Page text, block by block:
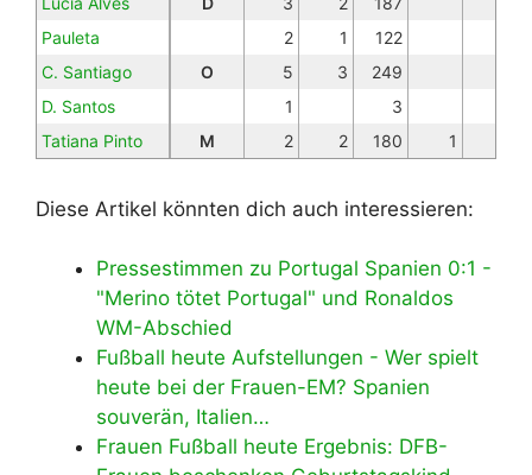
Pauleta
2 1
122
C. Santiago
O 5 3
249
D. Santos
1
3
Tatiana Pinto
M 2 2 180 1
Diese Artikel könnten dich auch interessieren:
Pressestimmen zu Portugal Spanien 0:1 -
"Merino tötet Portugal" und Ronaldos
WM-Abschied
Fußball heute Aufstellungen - Wer spielt
heute bei der Frauen-EM? Spanien
souverän, Italien…
Frauen Fußball heute Ergebnis: DFB-